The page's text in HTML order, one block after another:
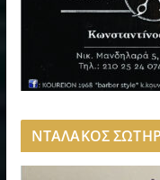
ΝΤΑΛΑΚΟΣ